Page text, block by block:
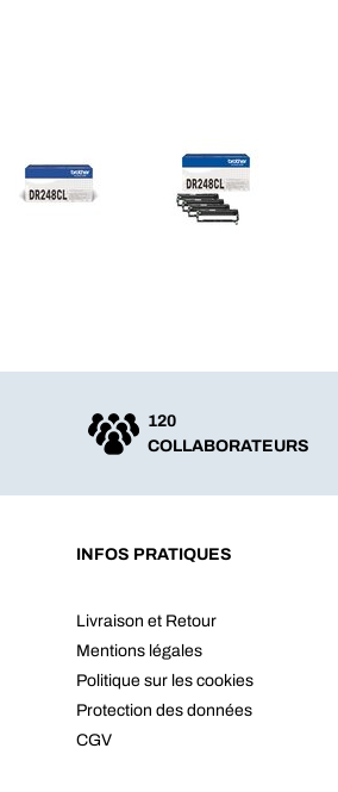
120
COLLABORATEURS
INFOS PRATIQUES
Livraison et Retour
Mentions légales
Politique sur les cookies
Protection des données
CGV